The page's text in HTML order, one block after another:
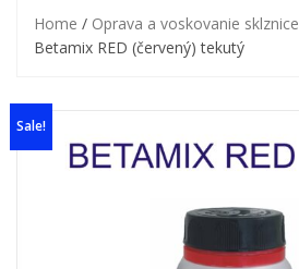
Home / Oprava a voskovanie sklznice
Betamix RED (červený) tekutý
Sale!